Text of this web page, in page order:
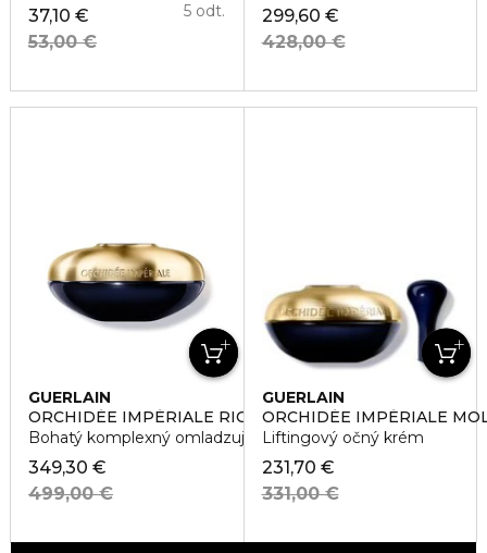
37,10 €
53,00 €
5 odt.
299,60 €
428,00 €
GUERLAIN
ORCHIDÉE IMPÉRIALE RICH CREAM
Bohatý komplexný omladzujúci krém
349,30 €
499,00 €
GUERLAIN
ORCHIDÉE IMPÉRIALE
Liftingový očný krém
231,70 €
331,00 €